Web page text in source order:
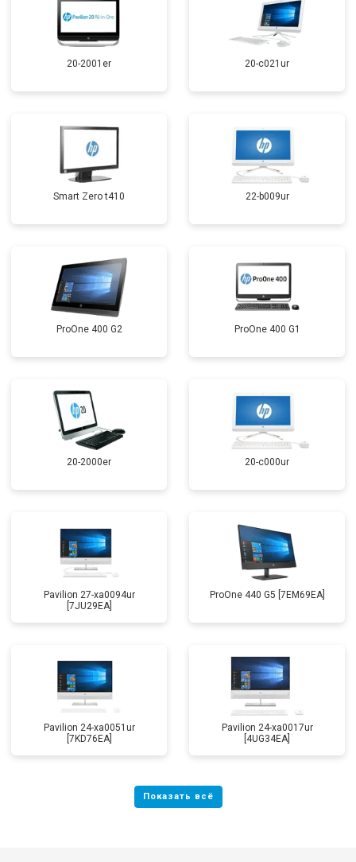
20-2001er 20-c021ur
Smart Zero t410 22-b009ur
ProOne 400 G2 ProOne 400 G1
20-2000er 20-c000ur
Pavilion 27-xa0094ur
[7JU29EA]
ProOne 440 G5 [7EM69EA]
Pavilion 24-xa0051ur
[7KD76EA]
Pavilion 24-xa0017ur
[4UG34EA]